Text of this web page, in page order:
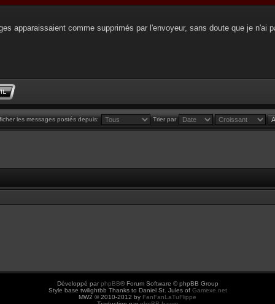
apparaissaient comme supprimés par l'envoyeur, sans doute que je n'ai
les messages postés depuis: Trier par
Développé par phpBB® Forum Software © phpBB Group
Style base twilightbb Thanks to Daniel St. Jules of Gamexe.net
MW2 © 2010-2012 by FanFanLaTuFlippe